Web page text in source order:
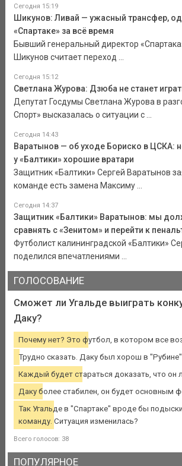
Сегодня 15:19
Шикунов: Ливай — ужасный трансфер,
«Спартаке» за всё время
Бывший генеральный директор
Шикунов считает переход ...
Сегодня 15:12
Светлана Журова: Дзюба не станет
Депутат Госдумы Светлана Журова в
Спорт» высказалась о ситуации с ...
Сегодня 14:43
Варатынов — об уходе Бориско в ЦСКА:
у «Балтики» хорошие вратари
Защитник «Балтики» Сергей Варатынов
команде есть замена Максиму ...
Сегодня 14:37
Защитник «Балтики» Варатынов: мы
сравнять с «Зенитом» и перейти к
Футболист калининградской «Балтики»
поделился впечатлениями ...
ГОЛОСОВАНИЕ
Сможет ли Угальде выиграть
Даку?
Почему нет? Это футбол, в котором все
Трудно сказать. Даку был хорош в "Рубине"
Каждый будет стараться доказать, что он
Даку более стабилен, он будет основным
Так Угальде в "Спартаке" вроде бы
команду. Ситуация изменилась?
Всего голосов: 38
ПОПУЛЯРНОЕ